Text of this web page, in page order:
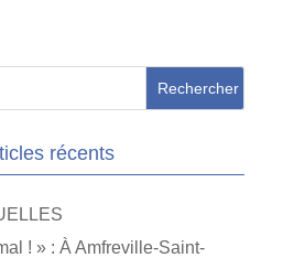
récents
! » : À Amfreville-Saint-